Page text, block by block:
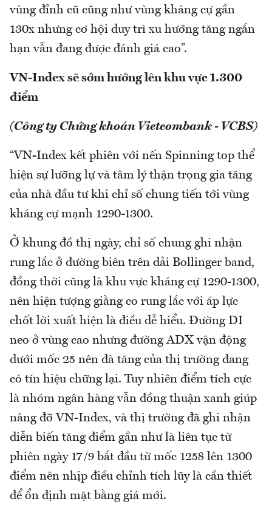
vùng đỉnh cũ cũng như vùng kháng cự gần
130x nhưng cơ hội duy trì xu hướng tăng ngắn
hạn vẫn đang được đánh giá cao”.
VN-Index sẽ sớm hướng lên khu vực 1.300
điểm
(Công ty Chứng khoán Vietcombank - VCBS)
“VN-Index kết phiên với nến Spinning top thể
hiện sự lưỡng lự và tâm lý thận trọng gia tăng
của nhà đầu tư khi chỉ số chung tiến tới vùng
kháng cự mạnh 1290-1300.
Ở khung đồ thị ngày, chỉ số chung ghi nhận
rung lắc ở đường biên trên dải Bollinger band,
đồng thời cũng là khu vực kháng cự 1290-1300,
nên hiện tượng giằng co rung lắc với áp lực
chốt lời xuất hiện là điều dễ hiểu. Đường DI
neo ở vùng cao nhưng đường ADX vận động
dưới mốc 25 nên đà tăng của thị trường đang
có tín hiệu chững lại. Tuy nhiên điểm tích cực
là nhóm ngân hàng vẫn đồng thuận xanh giúp
nâng đỡ VN-Index, và thị trường đã ghi nhận
diễn biến tăng điểm gần như là liên tục từ
phiên ngày 17/9 bắt đầu từ mốc 1258 lên 1300
điểm nên nhịp điều chỉnh tích lũy là cần thiết
để ổn định mặt bằng giá mới.